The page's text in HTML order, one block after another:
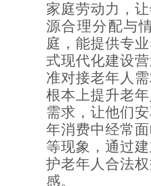
家庭劳动力，
源合理分配与
庭，能提供专
式现代化建设
准对接老年人
根本上提升老
需求，让他们
年消费中经常
等现象，通过
护老年人合法
感。